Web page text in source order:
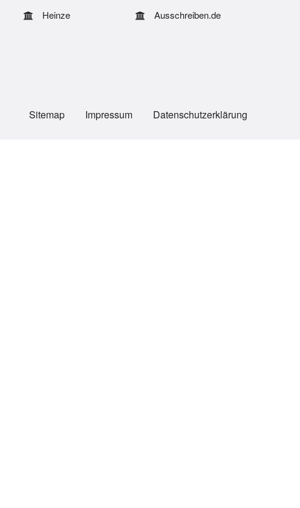
Heinze
Ausschreiben.de
Sitemap Impressum Datenschutzerklärung